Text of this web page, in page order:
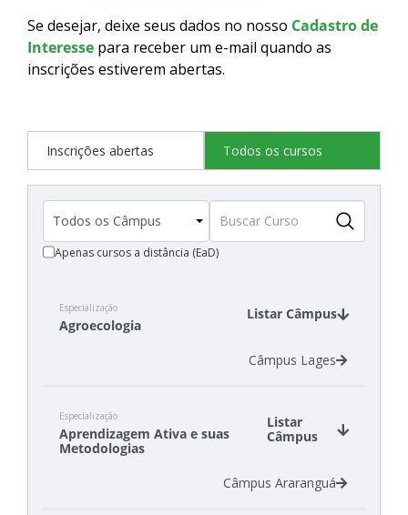
Se desejar, deixe seus dados no nosso Cadastro de
Interesse para receber um e-mail quando as
inscrições estiverem abertas.
Inscrições abertas Todos os cursos
Apenas cursos a distância (EaD)
Especialização
Agroecologia
Listar Câmpus
Câmpus Lages
Especialização
Aprendizagem Ativa e suas
Metodologias
Listar
Câmpus
Câmpus Araranguá